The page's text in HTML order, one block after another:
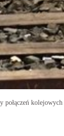
połączeń kolejowych